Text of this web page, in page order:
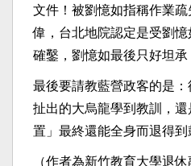
文件！被劉憶如指稱作業
偉，台北地院認定是受劉
確鑿，劉憶如最後只好坦承
最後要請教藍營政客的是：
扯出的大烏龍學到教訓，
置」最終還能全身而退得到
（作者為新竹教育大學退休